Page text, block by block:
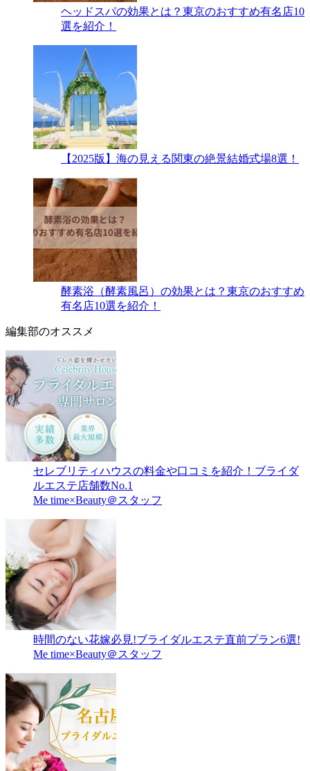
ヘッドスパの効果とは？東京のおすすめ有名店10
選を紹介！
【2025版】海の見える関東の絶景結婚式場8選！
酵素浴（酵素風呂）の効果とは？東京のおすすめ
有名店10選を紹介！
編集部のオススメ
セレブリティハウスの料金や口コミを紹介！ブライダ
ルエステ店舗数No.1
Me time×Beauty＠スタッフ
時間のない花嫁必見!ブライダルエステ直前プラン6選!
Me time×Beauty＠スタッフ